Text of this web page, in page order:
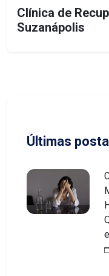
Clínica de
Suzanápolis
Últimas